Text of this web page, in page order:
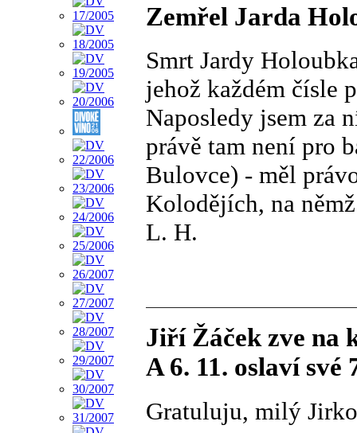
Zemřel Jarda
Smrt Jardy
jehož každém čísle
Naposledy jsem za
právě tam není pro
Bulovce) - měl
Kolodějích, na
L. H.
Jiří Žáček zve na
A 6. 11. oslaví své
Gratuluju, milý